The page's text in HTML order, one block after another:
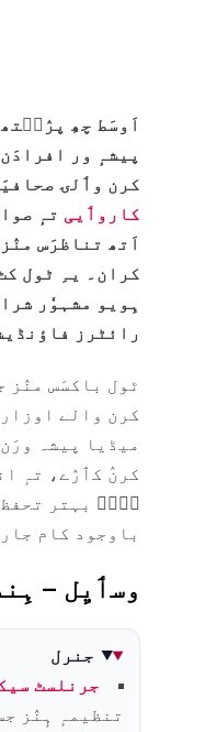
اَوسَط چھِ
پیشہٕ ور
کرن وٲلۍ
کاروٲیی تہٕ
اَتھ تناظرَس
ہِویو مشہوٗر
رائٹرز
ٹول باکسَس منٛز
کرن والے
میڈیا پیشہ
کرنٛ کٲرٛے، تہٕ
سۭتۭ بہتر تحفظ
باوجود کام
وسٲیِل –
جنرل
جرنلسٹ
تنظیمہٕ ہٕنٛز